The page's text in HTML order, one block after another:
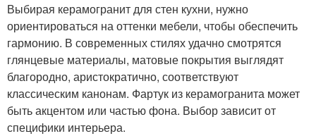
Выбирая керамогранит для стен кухни, нужно
ориентироваться на оттенки мебели, чтобы обеспечить
гармонию. В современных стилях удачно смотрятся
глянцевые материалы, матовые покрытия выглядят
благородно, аристократично, соответствуют
классическим канонам. Фартук из керамогранита может
быть акцентом или частью фона. Выбор зависит от
специфики интерьера.